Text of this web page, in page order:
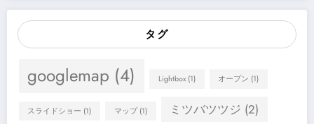
タグ
googlemap (4) Lightbox(1) オープン (1)
スライドショー (1) マップ(1) ミツバツツジ (2)